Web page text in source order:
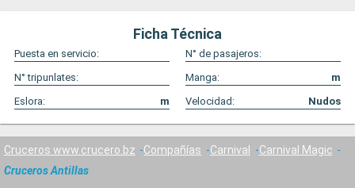
Ficha Técnica
Puesta en servicio:
N° de pasajeros:
N° tripunlates:
Manga:
m
Eslora:
m Velocidad: Nudos
Cruceros www.crucero.bz Compañías Carnival
Carnival Magic
Cruceros Antillas